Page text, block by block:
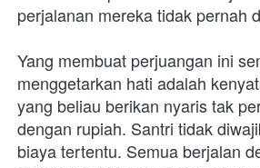
perjalanan mereka tidak pernah
Yang membuat perjuangan ini
menggetarkan hati adalah
yang beliau berikan nyaris tak
dengan rupiah. Santri tidak
biaya tertentu. Semua berjalan